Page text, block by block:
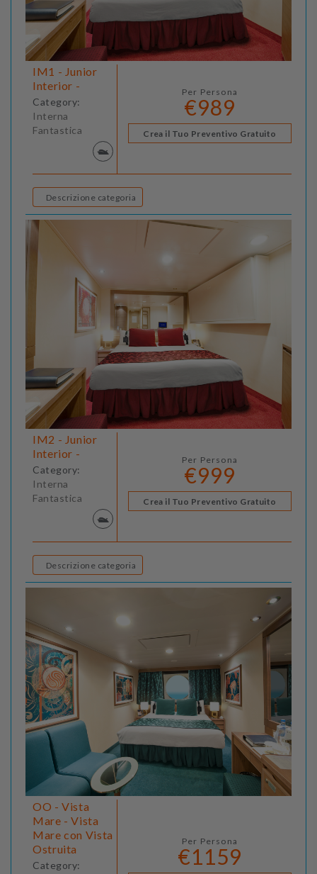
IM1 - Junior
Interior -
Category:
Interna
Fantastica
Per Persona
€989
Crea il Tuo Preventivo Gratuito
Descrizione categoria
IM2 - Junior
Interior -
Category:
Interna
Fantastica
Per Persona
€999
Crea il Tuo Preventivo Gratuito
Descrizione categoria
OO - Vista
Mare - Vista
Mare con Vista
Ostruita
Category:
Per Persona
€1159